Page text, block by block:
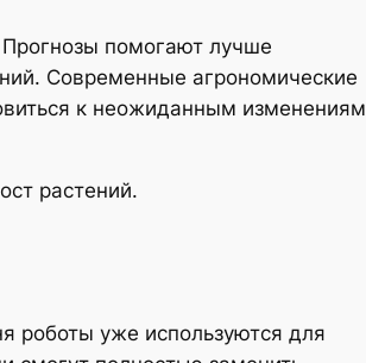
помогают лучше
Современные агрономические
к неожиданным изменениям
растений.
уже используются для